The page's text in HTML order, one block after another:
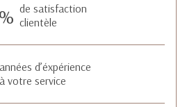
% de satisfaction
clientèle
années d’éxpérience
à votre service